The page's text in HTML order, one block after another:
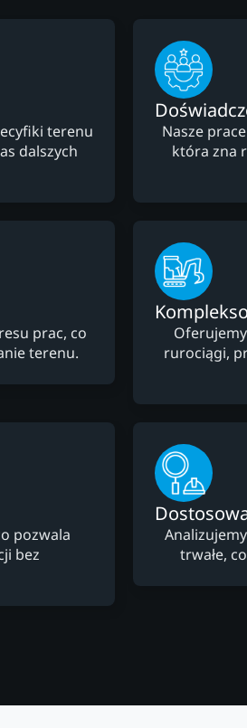
terenu
dalszych
Nasze
która zna
prac, co
terenu.
rurociągi,
pozwala
bez
trwałe,